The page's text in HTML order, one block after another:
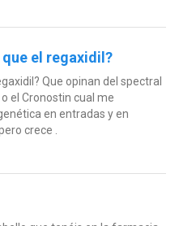
el regaxidil?
Que opinan del spectral
el Cronostin cual me
en entradas y en
crece .